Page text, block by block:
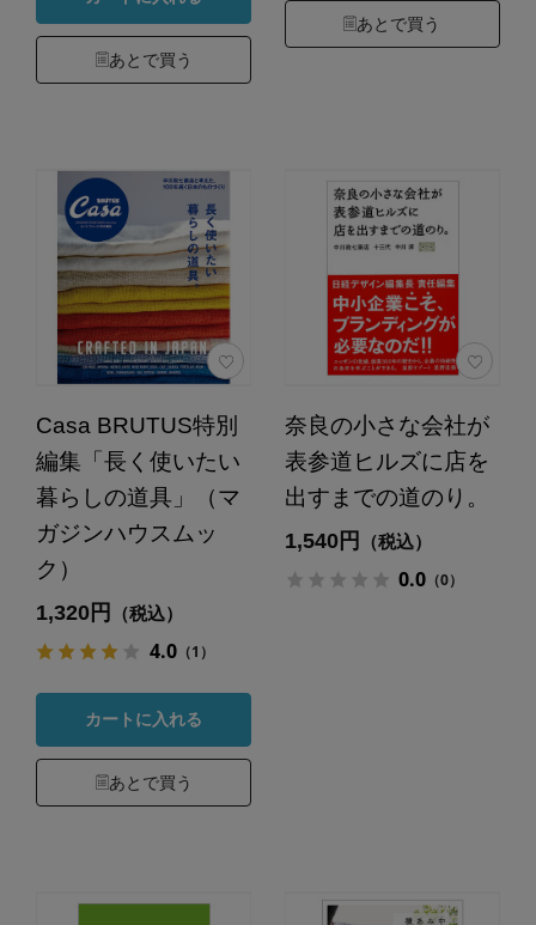
あとで買う
あとで買う
Casa BRUTUS特別
編集「長く使いたい
暮らしの道具」（マ
ガジンハウスムッ
ク）
1,320円 （税込）
4.0（1）
カートに入れる
あとで買う
奈良の小さな会社が
表参道ヒルズに店を
出すまでの道のり。
1,540円 （税込）
0.0（0）